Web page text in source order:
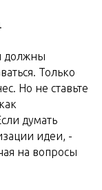
должны
Только
Но не ставьте
думать
идеи, -
на вопросы